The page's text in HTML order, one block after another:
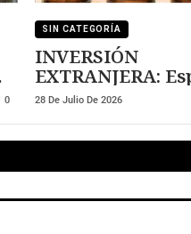
0
SIN CATEGORÍA
INVERSIÓN
EXTRANJERA:
pierde atractivo
28 De Julio De 2026